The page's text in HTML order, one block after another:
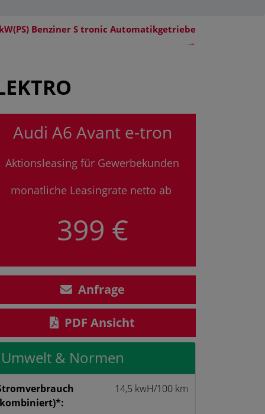
Benziner S tronic Automatikgetriebe
→
Audi A6 Avant e-tron
Aktionsleasing für Gewerbekunden
monatliche Leasingrate netto ab
399 €
Anfrage
PDF Ansicht
Umwelt & Normen
14,5 kwH/100 km